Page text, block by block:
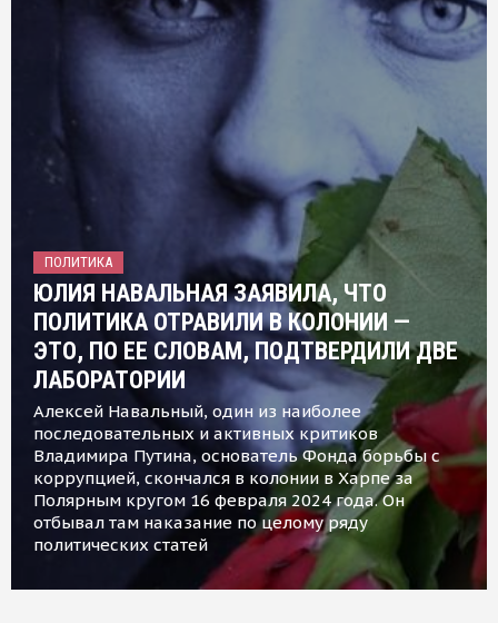
ПОЛИТИКА
ЮЛИЯ НАВАЛЬНАЯ ЗАЯВИЛА, ЧТО
ПОЛИТИКА ОТРАВИЛИ В КОЛОНИИ —
ЭТО, ПО ЕЕ СЛОВАМ, ПОДТВЕРДИЛИ ДВЕ
ЛАБОРАТОРИИ
Алексей Навальный, один из наиболее
последовательных и активных критиков
Владимира Путина, основатель Фонда борьбы с
коррупцией, скончался в колонии в Харпе за
Полярным кругом 16 февраля 2024 года. Он
отбывал там наказание по целому ряду
политических статей